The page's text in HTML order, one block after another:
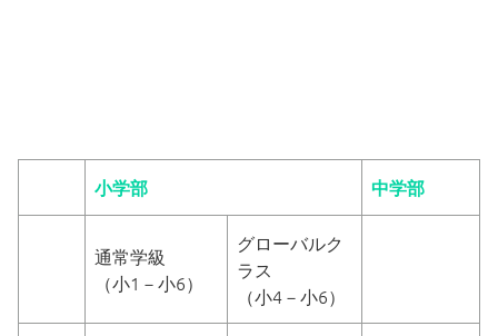
令和8年度（2026/2027）新小学1年生児童の募集
編入学生徒募集
小学部 中学部
通常学級
（小1－小6）
グローバルク
ラス
（小4－小6）